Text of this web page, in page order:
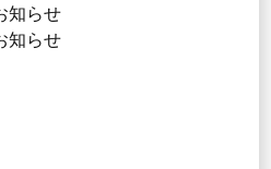
知らせ
知らせ